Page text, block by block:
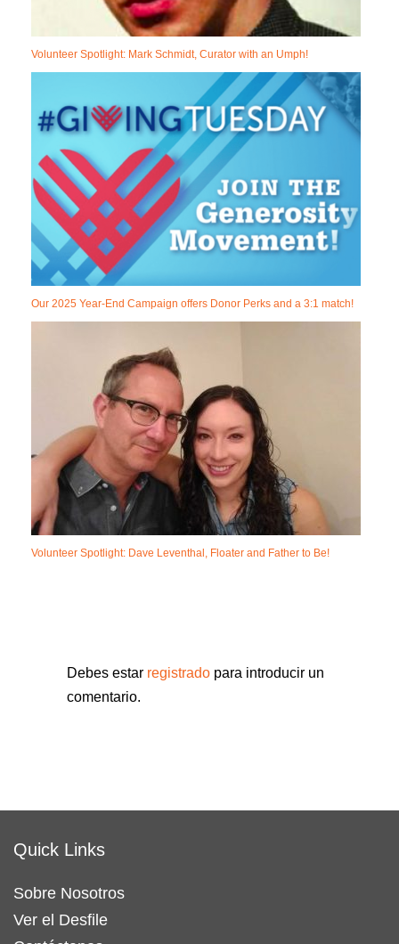
Volunteer Spotlight: Mark Schmidt, Curator with an Umph!
Our 2025 Year-End Campaign offers Donor Perks and a 3:1 match!
Volunteer Spotlight: Dave Leventhal, Floater and Father to Be!
Debes estar registrado para introducir un
comentario.
Quick Links
Sobre Nosotros
Ver el Desfile